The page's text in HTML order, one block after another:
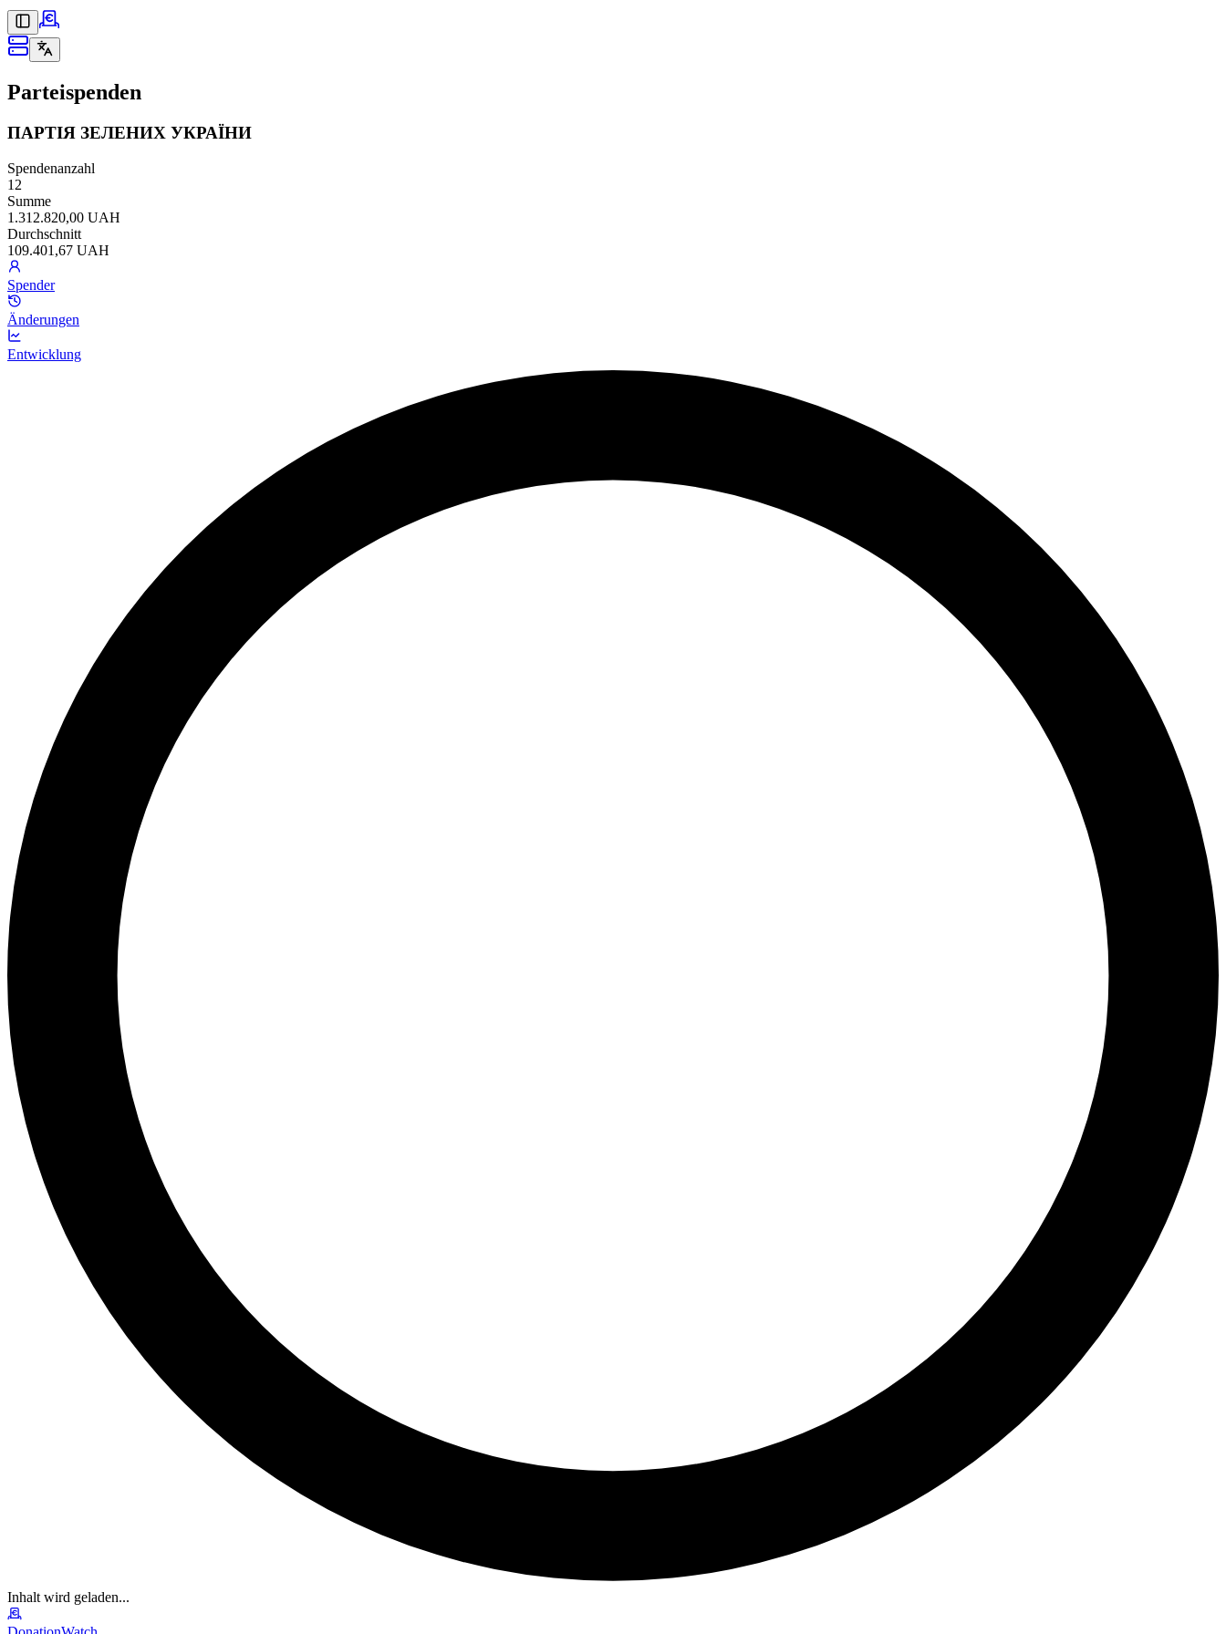
Parteispenden
ПАРТІЯ ЗЕЛЕНИХ УКРАЇНИ
Spendenanzahl
12
Summe
1.312.820,00 UAH
Durchschnitt
109.401,67 UAH
Spender
Änderungen
Entwicklung
Inhalt wird geladen...